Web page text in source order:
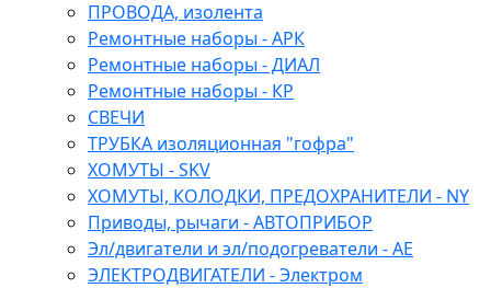
ПРОВОДА, изолента
Ремонтные наборы - АРК
Ремонтные наборы - ДИАЛ
Ремонтные наборы - КР
СВЕЧИ
ТРУБКА изоляционная "гофра"
ХОМУТЫ - SKV
ХОМУТЫ, КОЛОДКИ, ПРЕДОХРАНИТЕЛИ - NY
Приводы, рычаги - АВТОПРИБОР
Эл/двигатели и эл/подогреватели - АЕ
ЭЛЕКТРОДВИГАТЕЛИ - Электром